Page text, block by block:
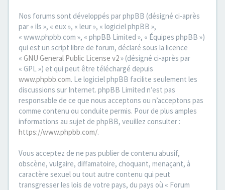
Nos forums sont développés par phpBB (désigné ci-après
par « ils », « eux », « leur », « logiciel phpBB »,
« www.phpbb.com », « phpBB Limited », « Équipes phpBB »)
qui est un script libre de forum, déclaré sous la licence
« GNU General Public License v2» (désigné ci-après par
« GPL ») et qui peut être téléchargé depuis
www.phpbb.com. Le logiciel phpBB facilite seulement les
discussions sur Internet. phpBB Limited n’est pas
responsable de ce que nous acceptons ou n’acceptons pas
comme contenu ou conduite permis. Pour de plus amples
informations au sujet de phpBB, veuillez consulter :
https://www.phpbb.com/.
Vous acceptez de ne pas publier de contenu abusif,
obscène, vulgaire, diffamatoire, choquant, menaçant, à
caractère sexuel ou tout autre contenu qui peut
transgresser les lois de votre pays, du pays où « Forum